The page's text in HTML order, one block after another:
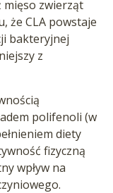
mięso zwierząt
że CLA powstaje
bakteryjnej
z
polifenoli (w
diety
fizyczną
wpływ na